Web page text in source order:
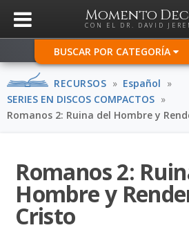
Momento
CON EL DR. DAVID
BUSCAR POR CATEGORÍA
RECURSOS » Español »
SERIES EN DISCOS COMPACTOS »
Romanos 2: Ruina del Hombre y
Romanos 2:
Hombre y
Cristo